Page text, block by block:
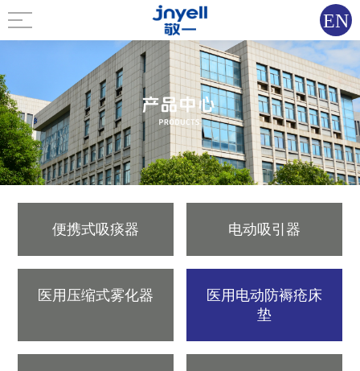
EN
便携式吸痰器 电动吸引器
医用压缩式雾化器
医用电动防褥疮床
垫